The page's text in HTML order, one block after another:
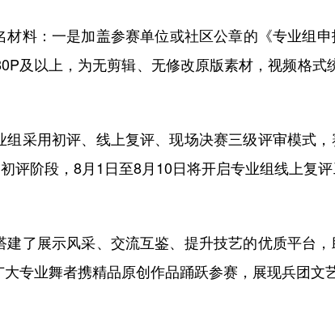
：一是加盖参赛单位或社区公章的《专业组申
及以上，为无剪辑、无修改原版素材，视频格
用初评、线上复评、现场决赛三级评审模式，
评阶段，8月1日至8月10日将开启专业组线上复
展示风采、交流互鉴、提升技艺的优质平台，
专业舞者携精品原创作品踊跃参赛，展现兵团文